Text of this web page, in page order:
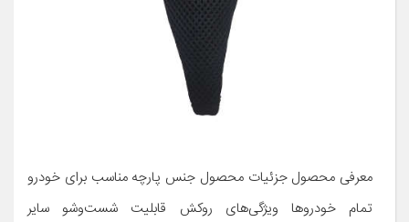
معرفی محصول جزئیات محصول جنس پارچه مناسب برای خودرو
تمام خودروها ویژگی‌های روکش قابلیت شست‌وشو سایر